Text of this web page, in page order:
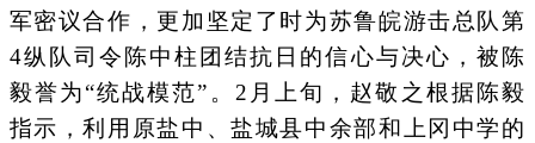
军密议合作，更加坚定了时为苏鲁皖游击总队第
4纵队司令陈中柱团结抗日的信心与决心，被陈
毅誉为“统战模范”。2月上旬，赵敬之根据陈毅
指示，利用原盐中、盐城县中余部和上冈中学的